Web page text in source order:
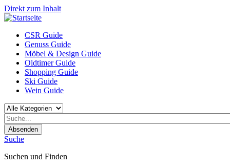
Direkt zum Inhalt
CSR Guide
Genuss Guide
Möbel & Design Guide
Oldtimer Guide
Shopping Guide
Ski Guide
Wein Guide
Absenden
Suche
Suchen und Finden